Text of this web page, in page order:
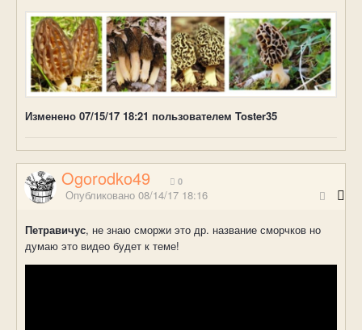
Изменено 07/15/17 18:21 пользователем Toster35
Ogorodko49 0
Опубликовано 08/14/17 18:16
Петравичус, не знаю сморжи это др. название сморчков но
думаю это видео будет к теме!